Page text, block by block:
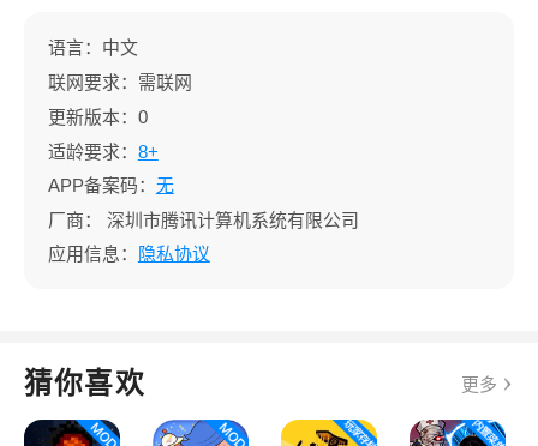
语言：中文
联网要求：需联网
更新版本：0
适龄要求： 8+
APP备案码： 无
厂商：
深圳市腾讯计算机系统有限公司
应用信息：
隐私协议
猜你喜欢 更多